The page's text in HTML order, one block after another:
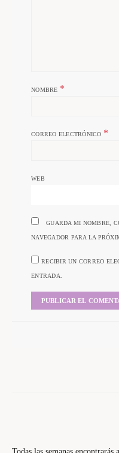
NOMBRE *
CORREO ELECTRÓNICO *
WEB
GUARDA MI NOMBRE,
NAVEGADOR PARA LA
RECIBIR UN CORREO
ENTRADA.